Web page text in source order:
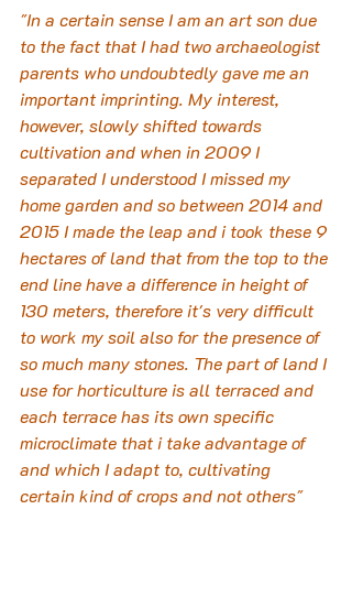
"In a certain sense I am an art son due
to the fact that I had two archaeologist
parents who undoubtedly gave me an
important imprinting. My interest,
however, slowly shifted towards
cultivation and when in 2009 I
separated I understood I missed my
home garden and so between 2014 and
2015 I made the leap and i took these 9
hectares of land that from the top to the
end line have a difference in height of
130 meters, therefore it's very difficult
to work my soil also for the presence of
so much many stones. The part of land I
use for horticulture is all terraced and
each terrace has its own specific
microclimate that i take advantage of
and which I adapt to, cultivating
certain kind of crops and not others"